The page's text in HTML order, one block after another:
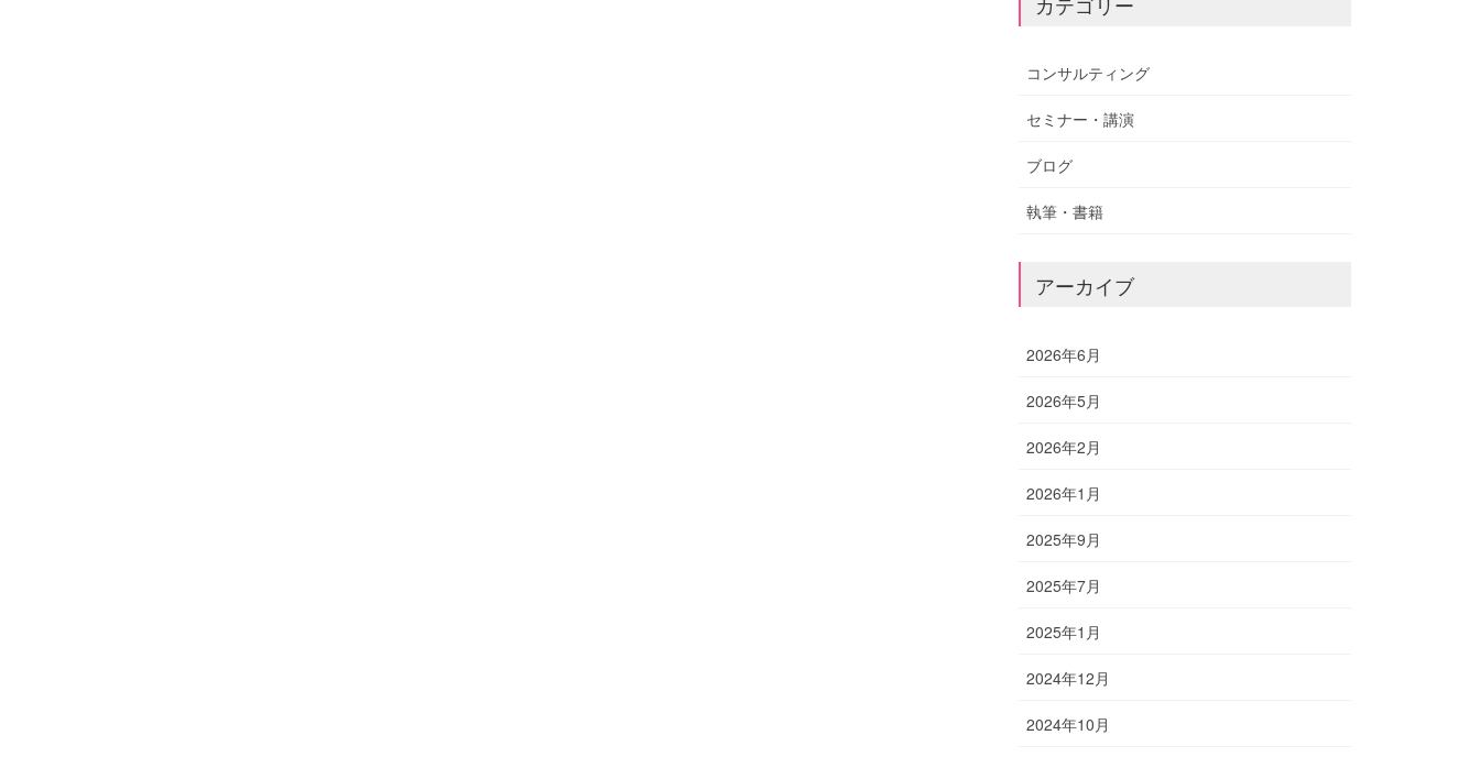
コンサルティング
セミナー・講演
ブログ
執筆・書籍
アーカイブ
2026年6月
2026年5月
2026年2月
2026年1月
2025年9月
2025年7月
2025年1月
2024年12月
2024年10月